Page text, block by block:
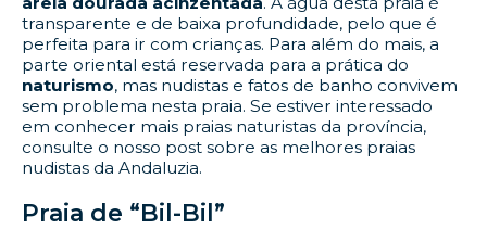
transparente e de baixa profundidade, pelo que é
perfeita para ir com crianças. Para além do mais, a
parte oriental está reservada para a prática do
naturismo, mas nudistas e fatos de banho convivem
sem problema nesta praia. Se estiver interessado
em conhecer mais praias naturistas da província,
consulte o nosso post sobre as melhores praias
nudistas da Andaluzia.
Praia de “Bil-Bil”